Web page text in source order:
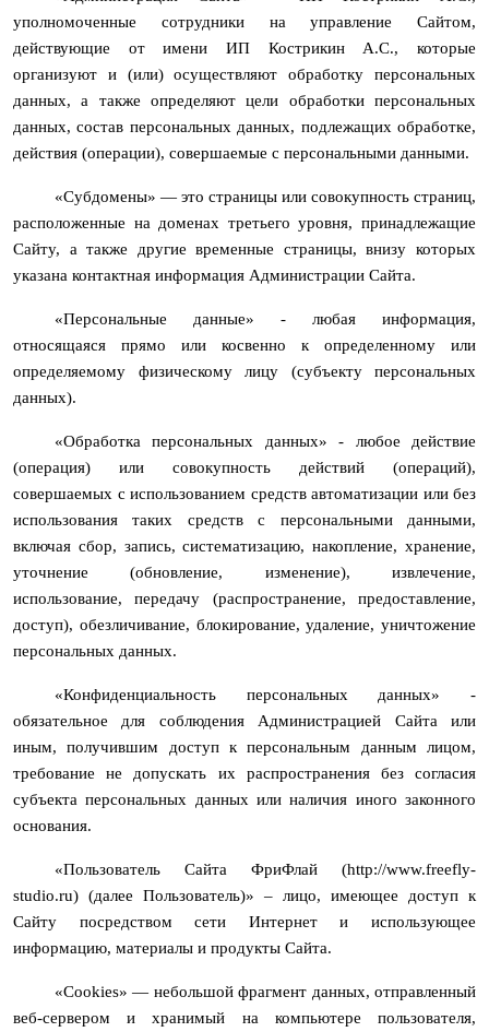
уполномоченные сотрудники на управление Сайтом,
действующие от имени ИП Кострикин А.С., которые
организуют и (или) осуществляют обработку персональных
данных, а также определяют цели обработки персональных
данных, состав персональных данных, подлежащих обработке,
действия (операции), совершаемые с персональными данными.
«Субдомены» — это страницы или совокупность страниц,
расположенные на доменах третьего уровня, принадлежащие
Сайту, а также другие временные страницы, внизу которых
указана контактная информация Администрации Сайта.
«Персональные данные» - любая информация,
относящаяся прямо или косвенно к определенному или
определяемому физическому лицу (субъекту персональных
данных).
«Обработка персональных данных» - любое действие
(операция) или совокупность действий (операций),
совершаемых с использованием средств автоматизации или без
использования таких средств с персональными данными,
включая сбор, запись, систематизацию, накопление, хранение,
уточнение (обновление, изменение), извлечение,
использование, передачу (распространение, предоставление,
доступ), обезличивание, блокирование, удаление, уничтожение
персональных данных.
«Конфиденциальность персональных данных» -
обязательное для соблюдения Администрацией Сайта или
иным, получившим доступ к персональным данным лицом,
требование не допускать их распространения без согласия
субъекта персональных данных или наличия иного законного
основания.
«Пользователь Сайта ФриФлай (http://www.freefly-
studio.ru) (далее Пользователь)» – лицо, имеющее доступ к
Сайту посредством сети Интернет и использующее
информацию, материалы и продукты Сайта.
«Cookies» — небольшой фрагмент данных, отправленный
веб-сервером и хранимый на компьютере пользователя,